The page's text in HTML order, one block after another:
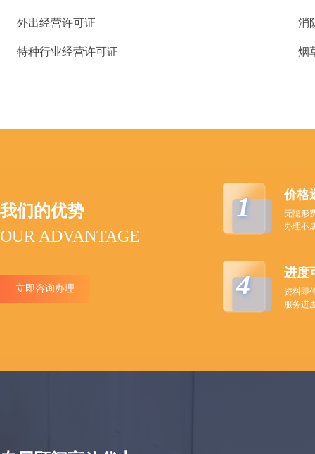
外出经营许可证 消
特种行业经营许可证 烟
我们的优势
OUR ADVANTAGE
立即咨询办理
1 价格
无隐形
办理不
4 进度
资料即
服务进